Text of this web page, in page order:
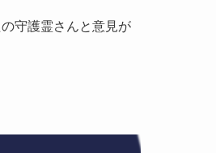
守護霊さんと意見が